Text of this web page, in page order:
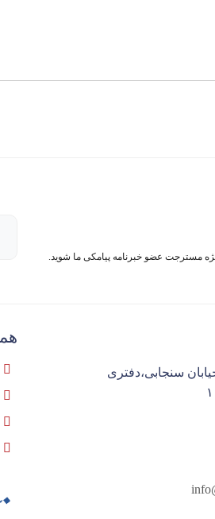
مسترجت عضو خبرنامه پیامکی ما شوید.
سنجابی،دفتری